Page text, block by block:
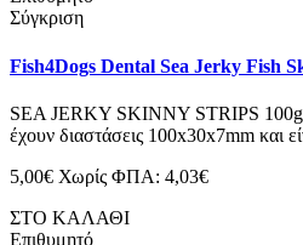
Σύγκριση
Fish4Dogs Dental Sea Jerky Fish
SEA JERKY SKINNY STRIPS
έχουν διαστάσεις 100x30x7mm και
5,00€ Χωρίς ΦΠΑ: 4,03€
ΣΤΟ ΚΑΛΑΘΙ
Επιθυμητό